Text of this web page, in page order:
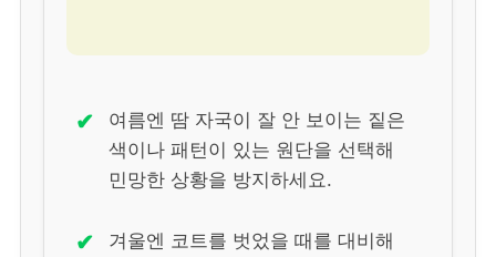
✔
여름엔 땀 자국이 잘 안 보이는 짙은
색이나 패턴이 있는 원단을 선택해
민망한 상황을 방지하세요.
✔
겨울엔 코트를 벗었을 때를 대비해